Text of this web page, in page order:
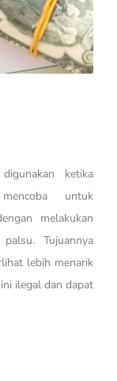
ketika
untuk
melakukan
Tujuannya
lebih menarik
ilegal dan dapat